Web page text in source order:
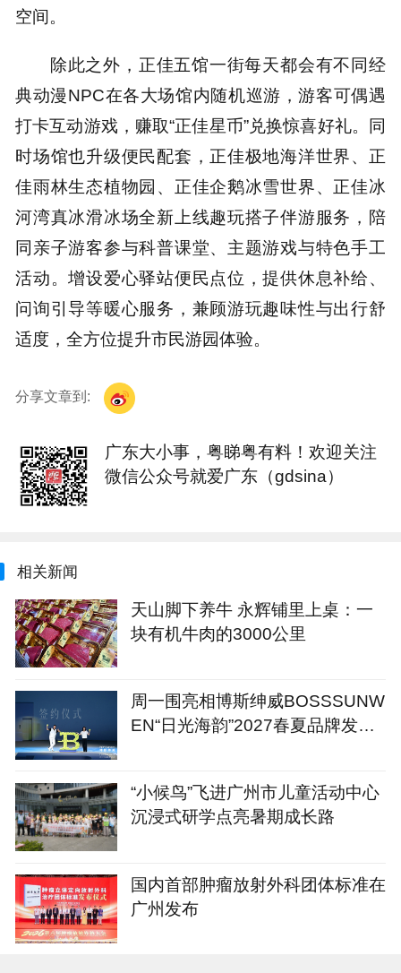
空间。
除此之外，正佳五馆一街每天都会有不同经
典动漫NPC在各大场馆内随机巡游，游客可偶遇
打卡互动游戏，赚取“正佳星币”兑换惊喜好礼。同
时场馆也升级便民配套，正佳极地海洋世界、正
佳雨林生态植物园、正佳企鹅冰雪世界、正佳冰
河湾真冰滑冰场全新上线趣玩搭子伴游服务，陪
同亲子游客参与科普课堂、主题游戏与特色手工
活动。增设爱心驿站便民点位，提供休息补给、
问询引导等暖心服务，兼顾游玩趣味性与出行舒
适度，全方位提升市民游园体验。
分享文章到:
广东大小事，粤睇粤有料！欢迎关注
微信公众号就爱广东（gdsina）
相关新闻
天山脚下养牛 永辉铺里上桌：一
块有机牛肉的3000公里
周一围亮相博斯绅威BOSSSUNW
EN“日光海韵”2027春夏品牌发布
“小候鸟”飞进广州市儿童活动中心
沉浸式研学点亮暑期成长路
国内首部肿瘤放射外科团体标准在
广州发布